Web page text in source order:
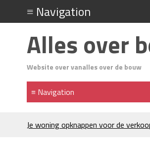
Alles over
Website over vanalles over de bouw
Je woning opknappen voor de